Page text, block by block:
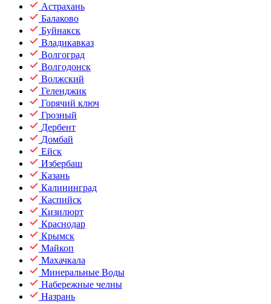
Астрахань
Балаково
Буйнакск
Владикавказ
Волгоград
Волгодонск
Волжский
Геленджик
Горячий ключ
Грозный
Дербент
Домбай
Ейск
Избербаш
Казань
Калининград
Каспийск
Кизилюрт
Краснодар
Крымск
Майкоп
Махачкала
Минеральные Воды
Набережные челны
Назрань